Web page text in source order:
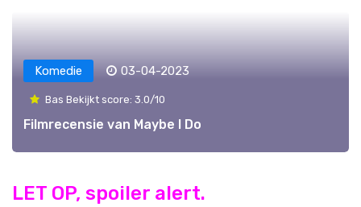
Komedie 03-04-2023
Bas Bekijkt score: 3.0/10
Filmrecensie van Maybe I Do
LET OP, spoiler alert.